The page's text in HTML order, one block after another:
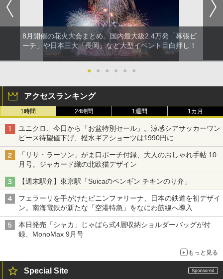
8月開催の花火大会まとめ。国内最大級2.4万発「幕張ビ
ーチ」や日本三大「長岡」など大型イベント目白押し！
● ● ● ● ● ●
アクセスランキング
1時間 24時間 1週間 1カ月
ユニクロ、今日から「お盆特別セール」。涼感シアサッカーワン
ピース待望値下げ、撥水ギアショーツは1990円に
「リサ・ラーソン」がま口ポーチ付録、大人のおしゃれ手帖 10
月号。ジャカード織の北欧猫デザイン
【週末駅弁】東京駅「Suicaのペンギン チキンのり弁」
フェラーリを手がけたピニンファリーナ、日本の鉄道を初デザイ
ン。南海電鉄が新たな「空港特急」をなにわ筋線へ導入
本日発売「シャカ」じゃばら式4層収納ショルダーバッグが付
録、MonoMax 9月号
もっと見る
Special Site